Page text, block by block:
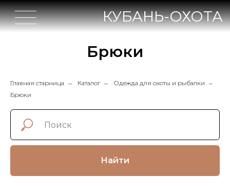
КУБАНЬ-ОХОТА
Брюки
Главная старница → Каталог → Одежда для охоты и рыбалки →
Брюки
Найти